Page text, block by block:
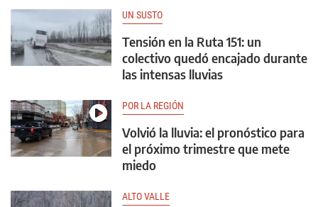
UN SUSTO
Tensión en la Ruta 151: un
colectivo quedó encajado durante
las intensas lluvias
POR LA REGIÓN
Volvió la lluvia: el pronóstico para
el próximo trimestre que mete
miedo
ALTO VALLE